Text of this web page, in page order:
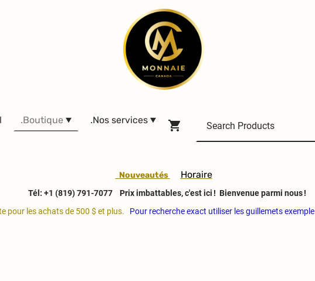
.Boutique .Nos services
Nouveautés Horaire
Tél: +1 (819) 791-7077
Prix imbattables, c'est ici ! Bienvenue parmi nous !
pour les achats de 500 $ et plus.
Pour recherche exact utiliser les guillemets exemple